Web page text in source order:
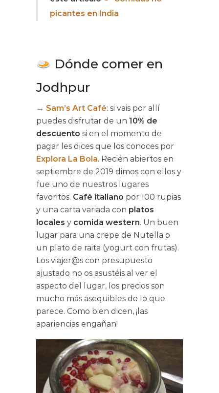
picantes en India
Dónde comer en
Jodhpur
→ Sam’s Art Café: si vais por allí
puedes disfrutar de un 10% de
descuento si en el momento de
pagar les dices que los conoces por
Explora La Bola. Recién abiertos en
septiembre de 2019 dimos con ellos y
fue uno de nuestros lugares
favoritos. Café italiano por 100 rupias
y una carta variada con platos
locales y comida western. Un buen
lugar para una crepe de Nutella o
un plato de raita (yogurt con frutas).
Los viajer@s con presupuesto
ajustado no os asustéis al ver el
aspecto del lugar, los precios son
mucho más asequibles de lo que
parece. Como bien dicen, ¡las
apariencias engañan!